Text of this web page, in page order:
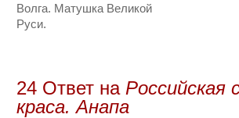
Волга. Матушка Великой
Руси.
24 Oтвет на Российская
краса. Анапа